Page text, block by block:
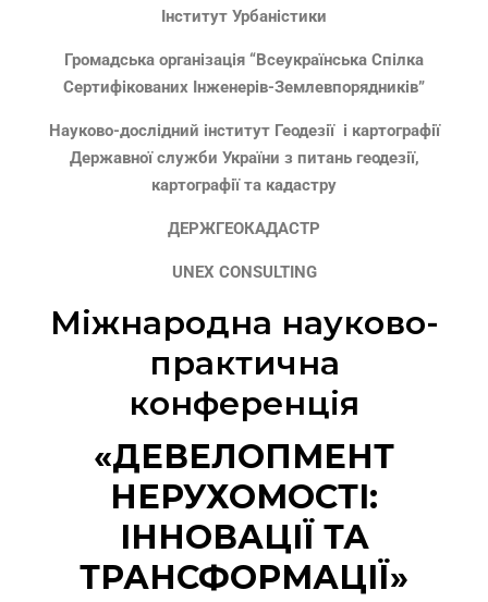
Інститут Урбаністики
Громадська організація “Всеукраїнська Спілка
Сертифікованих Інженерів-Землевпорядників”
Науково-дослідний інститут Геодезії і картографії
Державної служби України з питань геодезії,
картографії та кадастру
ДЕРЖГЕОКАДАСТР
UNEX CONSULTING
Міжнародна науково-
практична
конференція
«ДЕВЕЛОПМЕНТ
НЕРУХОМОСТІ:
ІННОВАЦІЇ ТА
ТРАНСФОРМАЦІЇ»